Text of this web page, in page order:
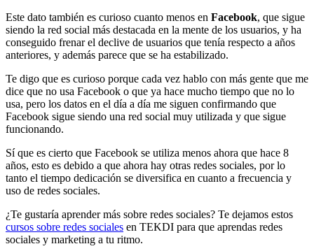
Este dato también es curioso cuanto menos en Facebook, que sigue
siendo la red social más destacada en la mente de los usuarios, y ha
conseguido frenar el declive de usuarios que tenía respecto a años
anteriores, y además parece que se ha estabilizado.
Te digo que es curioso porque cada vez hablo con más gente que me
dice que no usa Facebook o que ya hace mucho tiempo que no lo
usa, pero los datos en el día a día me siguen confirmando que
Facebook sigue siendo una red social muy utilizada y que sigue
funcionando.
Sí que es cierto que Facebook se utiliza menos ahora que hace 8
años, esto es debido a que ahora hay otras redes sociales, por lo
tanto el tiempo dedicación se diversifica en cuanto a frecuencia y
uso de redes sociales.
¿Te gustaría aprender más sobre redes sociales? Te dejamos estos
cursos sobre redes sociales en TEKDI para que aprendas redes
sociales y marketing a tu ritmo.